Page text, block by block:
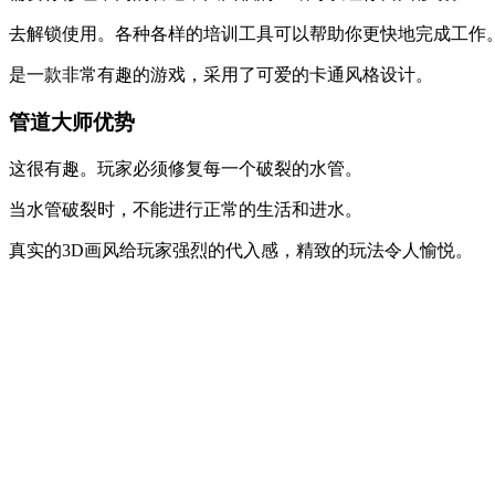
去解锁使用。各种各样的培训工具可以帮助你更快地完成工作
是一款非常有趣的游戏，采用了可爱的卡通风格设计。
管道大师优势
这很有趣。玩家必须修复每一个破裂的水管。
当水管破裂时，不能进行正常的生活和进水。
真实的3D画风给玩家强烈的代入感，精致的玩法令人愉悦。